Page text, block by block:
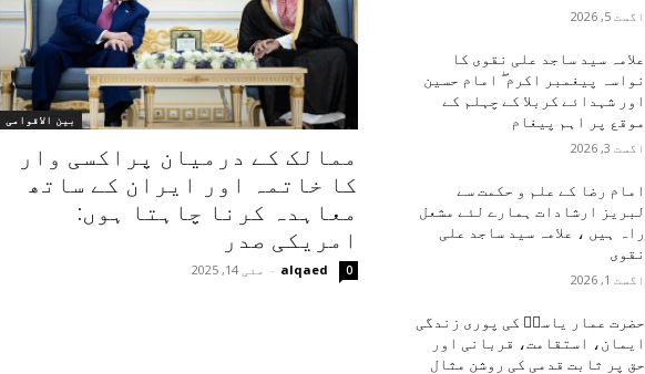
بین الاقوامی
ممالک کے درمیان پراکسی وار
کا خاتمہ اور ایران کے ساتھ
معاہدہ کرنا چاہتا ہوں:
امریکی صدر
alqaed
- مئی 14, 2025 0
اگست 5, 2026
علامہ سید ساجد علی نقوی کا
نواسہ پیغمبر اکرم ۖ امام حسین
اور شہدائے کربلا کے چہلم کے
موقع پر اہم پیغام
اگست 3, 2026
امام رضا کے علم و حکمت سے
لبریز ارشادات ہمارے لئے مشعل
راہ ہیں ، علامہ سید ساجد علی
نقوی
اگست 1, 2026
حضرت عمار یاسرؑ کی پوری زندگی
ایمان، استقامت، قربانی اور
حق پر ثابت قدمی کی روشن مثال